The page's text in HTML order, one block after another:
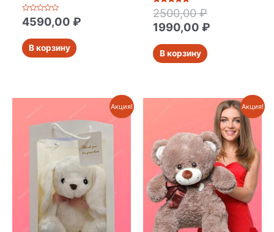
Оценка
0
4590,00₽
В корзину
Оценка
5
из 5
2500,00₽
1990,00₽
В корзину
Акция! Акция!